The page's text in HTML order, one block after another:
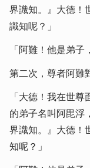
界識知。』大德！
識知呢？」
「阿難！他是弟子
第二次，尊者阿難
「大德！我在世
的弟子名叫阿毘浮
界識知。』大德！
知呢？」